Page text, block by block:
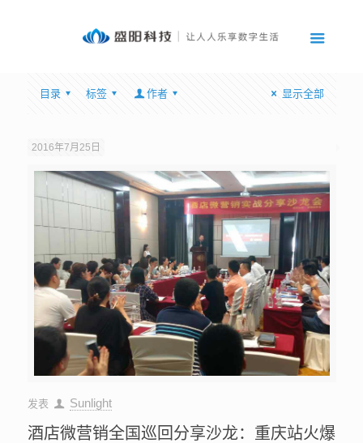
目录 标签 作者 显示全部
2016年7月25日
发表 Sunlight
酒店微营销全国巡回分享沙龙：重庆站火爆